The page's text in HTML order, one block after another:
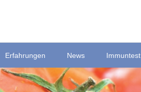
Erfahrungen News Immuntest